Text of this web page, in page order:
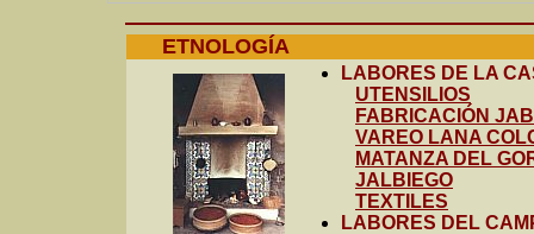
ETNOLOGÍA
LABORES DE LA
UTENSILIOS
FABRICACIÓN
VAREO LANA
MATANZA DEL
JALBIEGO
TEXTILES
LABORES DEL